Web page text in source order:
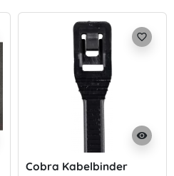
visibility
favorite_border
Cobra Kabelbinder